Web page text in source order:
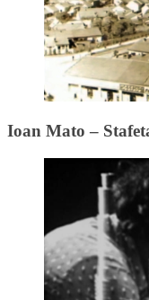
Ioan Mato –